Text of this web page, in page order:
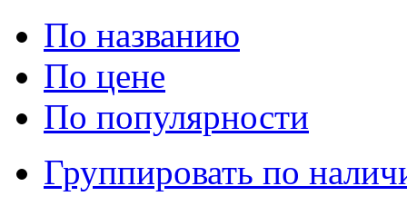
По названию
По цене
По популярности
Группировать по